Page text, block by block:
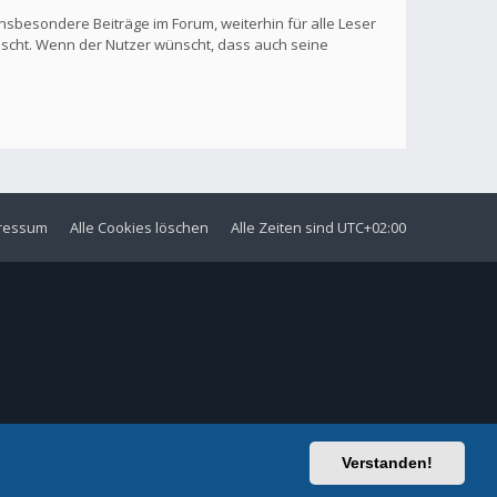
Verstanden!
Beiträge im Forum, weiterhin für alle Leser
Wenn der Nutzer wünscht, dass auch seine
Alle Zeiten sind UTC+02:00
Alle Cookies löschen